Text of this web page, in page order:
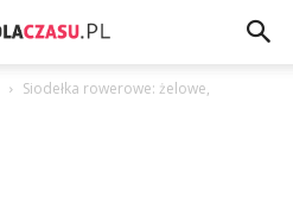
Siodełka rowerowe: żelowe,